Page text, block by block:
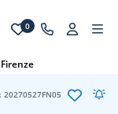
0
20270527FN05